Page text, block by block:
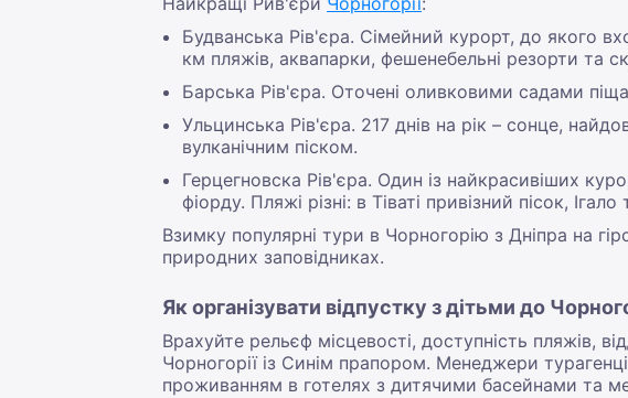
Будванська Рів'єра. Сімейний курорт, до якого
км пляжів, аквапарки, фешенебельні резорти та
Барська Рів'єра. Оточені оливковими садами
Ульцинська Рів'єра. 217 днів на рік – сонце,
вулканічним піском.
Герцегновска Рів'єра. Один із найкрасивіших
фіорду. Пляжі різні: в Тіваті привізний пісок,
Взимку популярні тури в Чорногорію з Дніпра на
природних заповідниках.
Як організувати відпустку з дітьми до
Врахуйте рельєф місцевості, доступність пляжів,
Чорногорії із Синім прапором. Менеджери
проживанням в готелях з дитячими басейнами та